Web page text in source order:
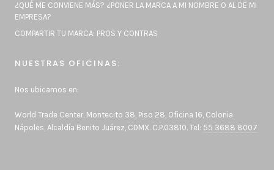
¿QUÉ ME CONVIENE MÁS? ¿PONER LA MARCA A MI NOMBRE O AL DE MI
EMPRESA?
COMPARTIR TU MARCA: PROS Y CONTRAS
NUESTRAS OFICINAS:
Nos ubicamos en:
World Trade Center, Montecito 38, Piso 28, Oficina 16, Colonia
Nápoles, Alcaldía Benito Juárez, CDMX. C.P.03810. Tel: 55 3688 8007